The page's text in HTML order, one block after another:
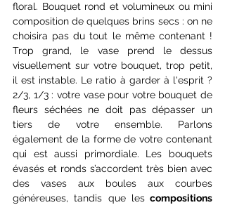
floral. Bouquet rond et volumineux ou mini
composition de quelques brins secs : on ne
choisira pas du tout le même contenant !
Trop grand, le vase prend le dessus
visuellement sur votre bouquet, trop petit,
il est instable. Le ratio à garder à l'esprit ?
2/3, 1/3 : votre vase pour votre bouquet de
fleurs séchées ne doit pas dépasser un
tiers de votre ensemble. Parlons
également de la forme de votre contenant
qui est aussi primordiale. Les bouquets
évasés et ronds s’accordent très bien avec
des vases aux boules aux courbes
généreuses, tandis que les compositions